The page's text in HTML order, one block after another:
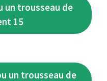
un trousseau de
15
un trousseau de